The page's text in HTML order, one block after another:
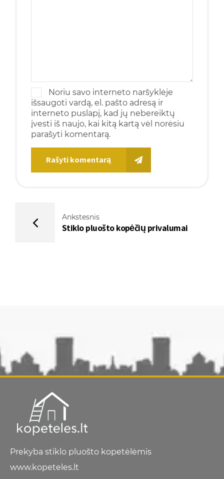
Noriu savo interneto naršyklėje
išsaugoti vardą, el. pašto adresą ir
interneto puslapį, kad jų nebereiktų
įvesti iš naujo, kai kitą kartą vėl norėsiu
parašyti komentarą.
Rašyti komentarą
Ankstesnis
Stiklo pluošto kopėčių privalumai
Prekyba stiklo pluošto kopetėlėmis
www.kopeteles.lt